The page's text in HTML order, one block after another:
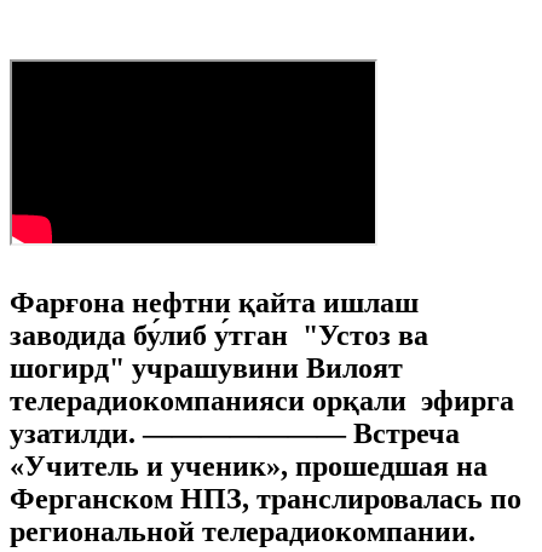
Фарғона нефтни қайта ишлаш
заводида бу́либ у́тган "Устоз ва
шогирд" учрашувини Вилоят
телерадиокомпанияси орқали эфирга
узатилди. ——————— Встреча
«Учитель и ученик», прошедшая на
Ферганском НПЗ, транслировалась по
региональной телерадиокомпании.